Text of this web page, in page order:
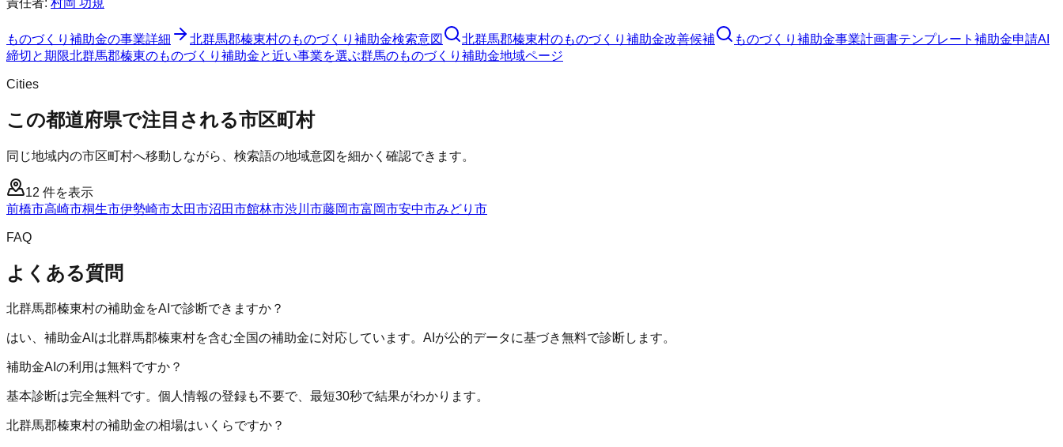
ものづくり補助金の事業詳細 北群馬郡榛東村のものづくり補助金検索意図 北群馬郡榛東村のものづくり補助金改善候補 ものづくり補助金事業計画書テンプレート 補助金申請AI
締切と期限北群馬郡榛東のものづくり補助金と近い事業を選ぶ群馬のものづくり補助金地域ページ
Cities
この都道府県で注目される市区町村
同じ地域内の市区町村へ移動しながら、検索語の地域意図を細かく確認できます。
12 件を表示
前橋市高崎市桐生市伊勢崎市太田市沼田市館林市渋川市藤岡市富岡市安中市みどり市
FAQ
よくある質問
北群馬郡榛東村の補助金をAIで診断できますか？
はい、補助金AIは北群馬郡榛東村を含む全国の補助金に対応しています。AIが公的データに基づき無料で診断します。
補助金AIの利用は無料ですか？
基本診断は完全無料です。個人情報の登録も不要で、最短30秒で結果がわかります。
北群馬郡榛東村の補助金の相場はいくらですか？